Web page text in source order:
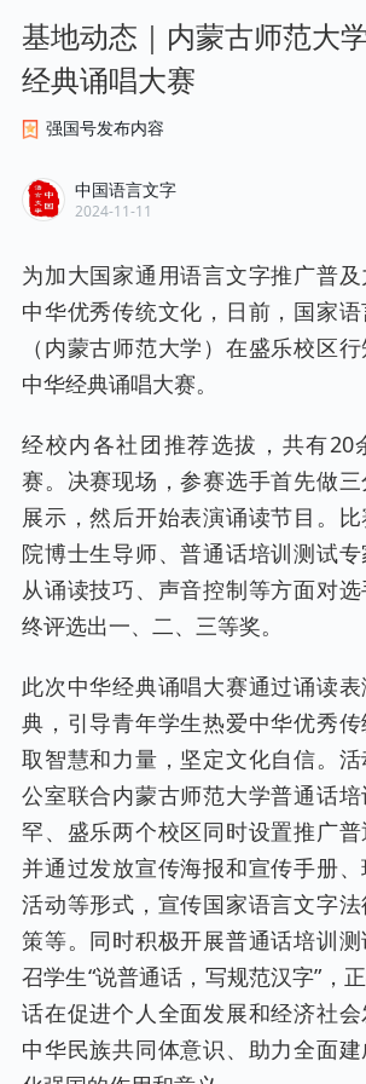
基地动态｜内蒙古师范大
经典诵唱大赛
强国号发布内容
中国语言文字
2024-11-11
为加大国家通用语言文字推广普
中华优秀传统文化，日前，国家
（内蒙古师范大学）在盛乐校区
中华经典诵唱大赛。
经校内各社团推荐选拔，共有20
赛。决赛现场，参赛选手首先做
展示，然后开始表演诵读节目。
院博士生导师、普通话培训测试专
从诵读技巧、声音控制等方面对
终评选出一、二、三等奖。
此次中华经典诵唱大赛通过诵读
典，引导青年学生热爱中华优秀
取智慧和力量，坚定文化自信。
公室联合内蒙古师范大学普通话
罕、盛乐两个校区同时设置推广普
并通过发放宣传海报和宣传手册
活动等形式，宣传国家语言文字
策等。同时积极开展普通话培训
召学生“说普通话，写规范汉字”，
话在促进个人全面发展和经济社
中华民族共同体意识、助力全面